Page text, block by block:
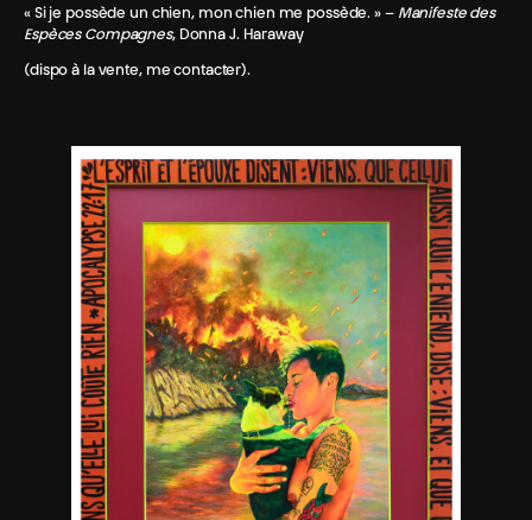
« Si je possède un chien, mon chien me possède. » – Manifeste des
Espèces Compagnes, Donna J. Haraway
(dispo à la vente, me contacter).